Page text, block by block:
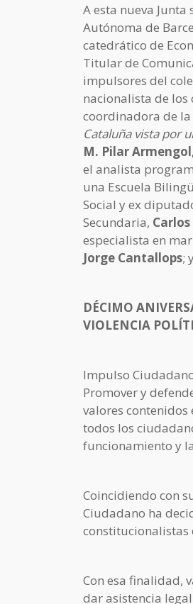
A esta nueva
Autónoma de
catedrático de
Titular de
impulsores del
nacionalista de los
coordinadora de la
Cataluña vista por
M. Pilar
el analista
una Escuela
Social y ex
Secundaria,
especialista en
Jorge Cantallops;
DÉCIMO
VIOLENCIA
Impulso
Promover y
valores contenidos
todos los
funcionamiento y
Coincidiendo con
Ciudadano ha
constitucionalistas
Con esa finalidad,
dar asistencia